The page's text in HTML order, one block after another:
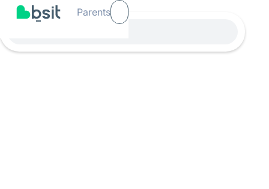
Parents